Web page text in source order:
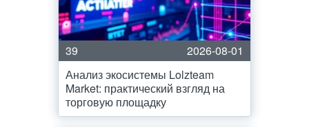
39
2026-08-01
Анализ экосистемы Lolzteam
Market: практический взгляд на
торговую площадку